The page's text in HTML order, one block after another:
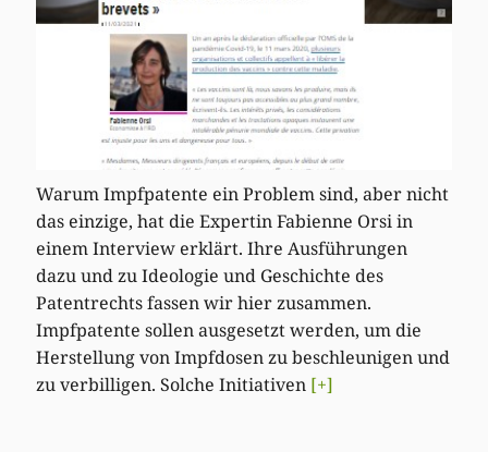
Warum Impfpatente ein Problem sind, aber nicht
das einzige, hat die Expertin Fabienne Orsi in
einem Interview erklärt. Ihre Ausführungen
dazu und zu Ideologie und Geschichte des
Patentrechts fassen wir hier zusammen.
Impfpatente sollen ausgesetzt werden, um die
Herstellung von Impfdosen zu beschleunigen und
zu verbilligen. Solche Initiativen [+]